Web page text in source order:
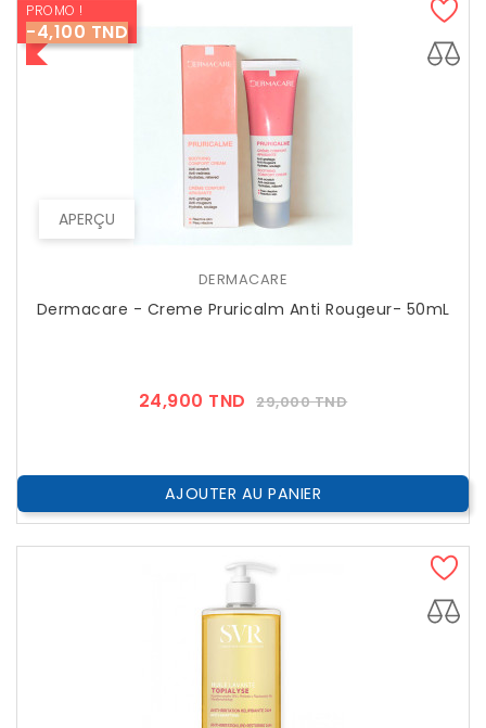
APERÇU
PROMO !
-4,100 TND
DERMACARE
Dermacare - Creme Pruricalm Anti Rougeur- 50mL
24,900 TND Prix
29,000 TNDPrix
AJOUTER AU PANIER